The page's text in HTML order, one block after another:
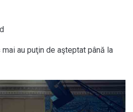
au puţin de aşteptat până la